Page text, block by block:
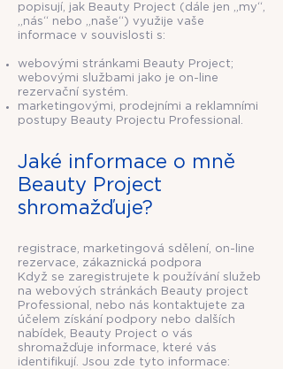
popisují, jak Beauty Project (dále jen „my“,
„nás“ nebo „naše“) využije vaše
informace v souvislosti s:
webovými stránkami Beauty Project;
webovými službami jako je on-line
rezervační systém.
marketingovými, prodejními a reklamními
postupy Beauty Projectu Professional.
Jaké informace o mně
Beauty Project
shromažďuje?
registrace, marketingová sdělení, on-line
rezervace, zákaznická podpora
Když se zaregistrujete k používání služeb
na webových stránkách Beauty project
Professional, nebo nás kontaktujete za
účelem získání podpory nebo dalších
nabídek, Beauty Project o vás
shromažďuje informace, které vás
identifikují. Jsou zde tyto informace: